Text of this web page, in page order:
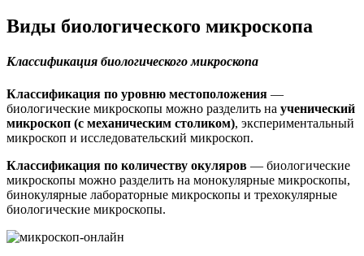
Виды биологического микроскопа
Классификация биологического микроскопа
Классификация по уровню местоположения —
биологические микроскопы можно разделить на ученический
микроскоп (с механическим столиком), экспериментальный
микроскоп и исследовательский микроскоп.
Классификация по количеству окуляров — биологические
микроскопы можно разделить на монокулярные микроскопы,
бинокулярные лабораторные микроскопы и трехокулярные
биологические микроскопы.